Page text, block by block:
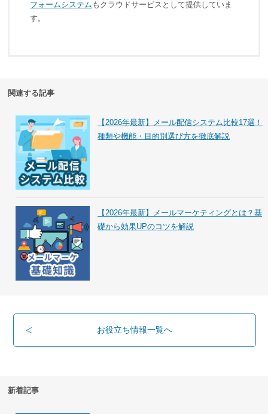
フォームシステム もクラウドサービスとして提供していま
す。
関連する記事
【2026年最新】メール配信システム比較17選！
種類や機能・目的別選び方を徹底解説
【2026年最新】メールマーケティングとは？基
礎から効果UPのコツを解説
お役立ち情報一覧へ
新着記事